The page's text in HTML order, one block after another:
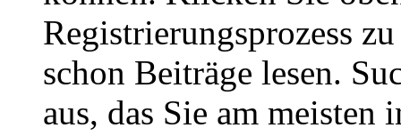
Registrierungsprozess
schon Beiträge lesen.
aus, das Sie am meisten